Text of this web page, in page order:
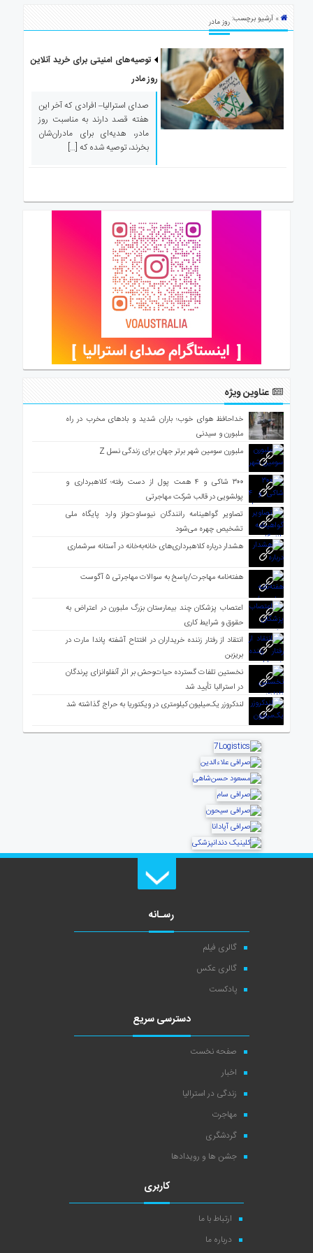
استرالیا
ارتباط
» آرشیو برچسب:روز مادر
توصیه‌های امنیتی برای خرید آنلاین
روز مادر
صدای استرالیا– افرادی که آخر این
هفته قصد دارند به مناسبت روز
مادر، هدیه‌ای برای مادران‌شان
بخرند، توصیه شده که […]
عناوین ویژه
خداحافظ هوای خوب؛ باران شدید و بادهای مخرب در راه
ملبورن و سیدنی
ملبورن سومین شهر برتر جهان برای زندگی نسل Z
۳۰۰ شاکی و ۴ همت پول از دست رفته؛ کلاهبرداری و
پولشویی در قالب شرکت مهاجرتی
تصاویر گواهینامه رانندگان نیوساوت‌ولز وارد پایگاه ملی
تشخیص چهره می‌شود
هشدار درباره کلاهبرداری‌های خانه‌به‌خانه در آستانه سرشماری
هفته‌نامه مهاجرت/پاسخ به سوالات مهاجرتی ۵ آگوست
اعتصاب پزشکان چند بیمارستان بزرگ ملبورن در اعتراض به
حقوق و شرایط کاری
انتقاد از رفتار زننده خریداران در افتتاح آشفته پاندا مارت در
بریزبن
نخستین تلفات گسترده حیات‌وحش بر اثر آنفلوانزای پرندگان
در استرالیا تأیید شد
لندکروزر یک‌میلیون کیلومتری در ویکتوریا به حراج گذاشته شد
رسـانه
گالری فیلم
گالری عکس
پادکست
دسترسی سریع
صفحه نخست
اخبار
زندگی در استرالیا
مهاجرت
گردشگری
جشن ها و رویدادها
کاربری
ارتباط با ما
درباره ما